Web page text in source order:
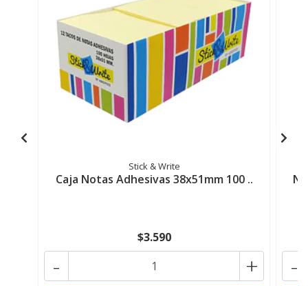
Stick & Write
Caja Notas Adhesivas 38x51mm 100 ..
$3.590
+
- -